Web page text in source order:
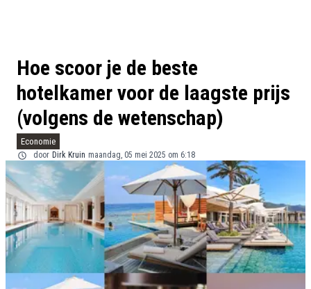
Hoe scoor je de beste
hotelkamer voor de laagste prijs
(volgens de wetenschap)
Economie
door Dirk Kruin maandag, 05 mei 2025 om 6:18